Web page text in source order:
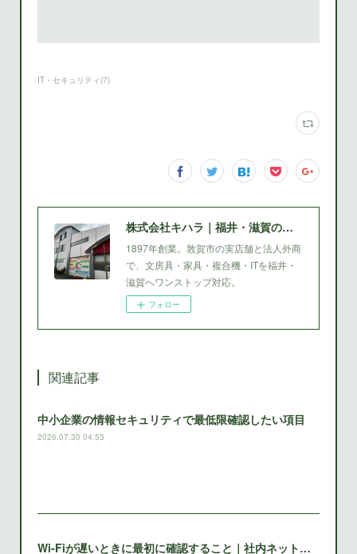
IT・セキュリティ (7)
株式会社キハラ｜福井・滋賀の文房具・家具・複合機
1897年創業。敦賀市の実店舗と法人外商
で、文房具・家具・複合機・ITを福井・
滋賀へワンストップ対応。
フォロー
関連記事
中小企業の情報セキュリティで最低限確認したい項目
2026.07.30 04:53
Wi-Fiが遅いときに最初に確認すること｜社内ネットワーク